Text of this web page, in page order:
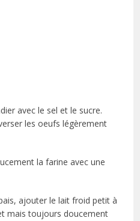
avec le sel et le sucre.
les oeufs légèrement
la farine avec une
ajouter le lait froid petit à
mais toujours doucement